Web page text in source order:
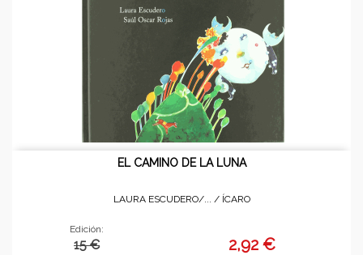
EL CAMINO DE LA LUNA
LAURA ESCUDERO/... / ÍCARO
Edición:
15 € 2,92 €